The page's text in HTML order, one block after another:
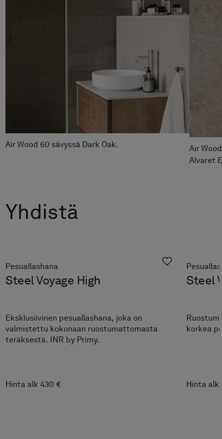
Pyyhekoukku Line
Hinta alk 390 €
Air Wood 60 sävyssä Dark Oak.
Air
Alvaret
Yhdistä
Pesuallashana
Steel Voyage High
Eksklusiivinen pesuallashana, joka on
valmistettu kokonaan ruostumattomasta
teräksestä. INR by Primy.
Hinta alk 430 €
Steel
korkea
Hinta alk